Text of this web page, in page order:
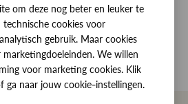
om deze nog beter en leuker te
technische cookies voor
gebruik. Maar cookies
We willen
voor marketing cookies. Klik
ga naar jouw cookie-instellingen.